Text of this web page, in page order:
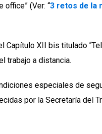
office” (Ver: “3 retos de la
Capítulo XII bis titulado
trabajo a distancia.
especiales de
por la Secretaría del